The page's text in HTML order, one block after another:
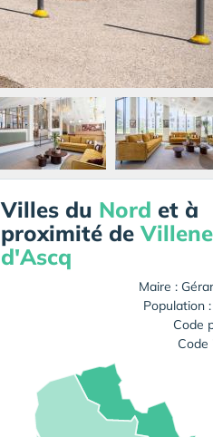
Villes du Nord et à
proximité de
d'Ascq
Maire :
Population
Code
Code